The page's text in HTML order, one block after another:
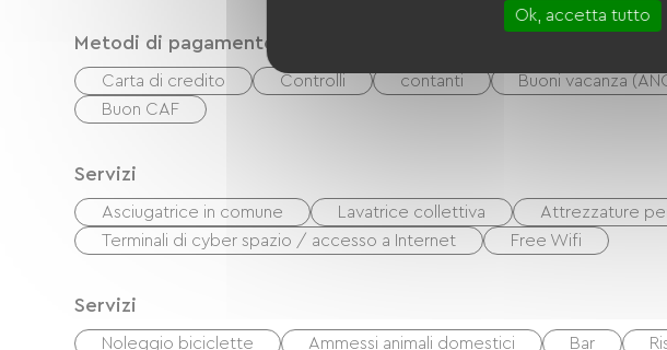
Metodi di pagamento
Carta di credito Controlli contanti Buoni vacanza
Buon CAF
Servizi
Asciugatrice in comune Lavatrice collettiva
Attrezzature
Terminali di cyber spazio / accesso a Internet
Free Wifi
Servizi
Noleggio biciclette Ammessi animali domestici Bar
Ok, accetta tutto